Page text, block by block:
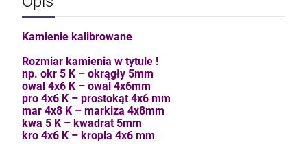
Kamienie kalibrowane
Rozmiar kamienia w tytule !
np. okr 5 K – okrągły 5mm
owal 4x6 K – owal 4x6mm
pro 4x6 K – prostokąt 4x6 mm
mar 4x8 K – markiza 4x8mm
kwa 5 K – kwadrat 5mm
kro 4x6 K – kropla 4x6 mm